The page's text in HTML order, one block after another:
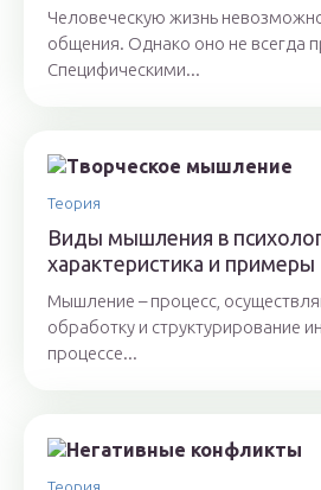
Человеческую жизнь
общения. Однако оно не всегда
Специфическими...
Теория
Виды мышления в
характеристика и примеры
Мышление – процесс,
обработку и структурирование
процессе...
Теория